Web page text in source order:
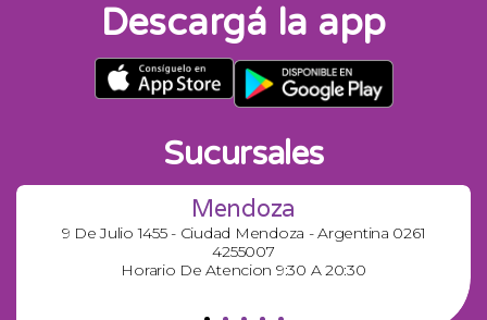
Descargá la app
Sucursales
Mendoza
9 De Julio 1455 - Ciudad Mendoza - Argentina 0261
4255007
Horario De Atencion 9:30 A 20:30